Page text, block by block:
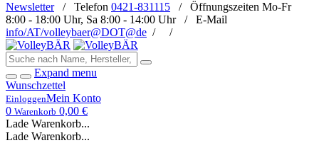
Newsletter/ Telefon 0421-831115 / Öffnungszeiten Mo-Fr
8:00 - 18:00 Uhr, Sa 8:00 - 14:00 Uhr / E-Mail
info/AT/volleybaer@DOT@de / /
Expand menu
Wunschzettel
EinloggenMein Konto
0 Warenkorb 0,00 €
Lade Warenkorb...
Lade Warenkorb...